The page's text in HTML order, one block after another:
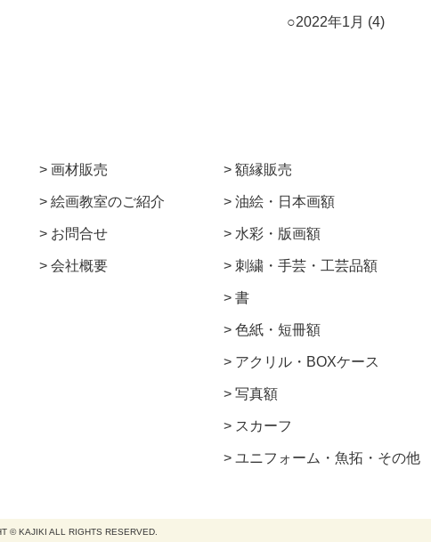
2022年1月 (4)
画材販売
絵画教室のご紹介
お問合せ
会社概要
額縁販売
油絵・日本画額
水彩・版画額
刺繍・手芸・工芸品額
書
色紙・短冊額
アクリル・BOXケース
写真額
スカーフ
ユニフォーム・魚拓・その他
© KAJIKI ALL RIGHTS RESERVED.